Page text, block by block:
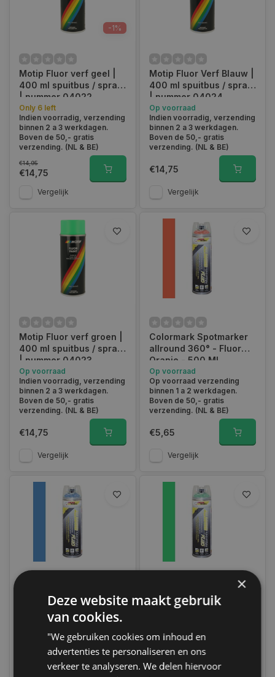
-1%
Motip Fluor verf geel |
400 ml spuitbus / spray
| nummer 04022
Only 6 left
Indien voorradig, verzending
binnen 2 a 3 werkdagen.
Boven de 50,- gratis
verzending. (NL & BE)
€14,95
€14,75
Vergelijk
Motip Fluor Verf Blauw |
400 ml spuitbus / spray
| nummer 04024
Op voorraad
Indien voorradig, verzending
binnen 2 a 3 werkdagen.
Boven de 50,- gratis
verzending. (NL & BE)
€14,75
Vergelijk
Motip Fluor verf groen |
400 ml spuitbus / spray
| nummer 04023
Op voorraad
Indien voorradig, verzending
binnen 2 a 3 werkdagen.
Boven de 50,- gratis
verzending. (NL & BE)
€14,75
Vergelijk
Colormark Spotmarker
allround 360° - Fluor
Oranje - 500 ML
Op voorraad
Op voorraad verzending
binnen 1 a 2 werkdagen.
Boven de 50,- gratis
verzending. (NL & BE)
€5,65
Vergelijk
Colormark Spotmarker
allround 360° - Fluor
Blauw - 500 ML
Op voorraad
Op voorraad verzending
binnen 1 a 2 werkdagen.
Boven de 50,- gratis
Colormark Spotmarker
allround 360° - Fluor
Op voorraad
binnen 1 a 2 werkdagen.
Boven de 50,- gratis
×
Deze website maakt gebruik
van cookies.
"We gebruiken cookies om inhoud en
advertenties te personaliseren en ons
verkeer te analyseren. We delen hiervoor